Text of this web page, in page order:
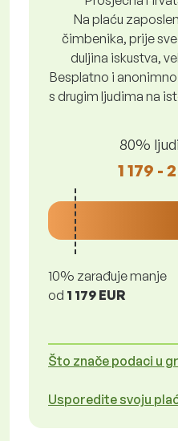
Na plaću
čimbenika, prije
duljina iskustva,
Besplatno i
s drugim ljudima na
80%
1 179 -
10% zarađuje manje
od 1 179 EUR
Što znače podaci u
Usporedite svoju